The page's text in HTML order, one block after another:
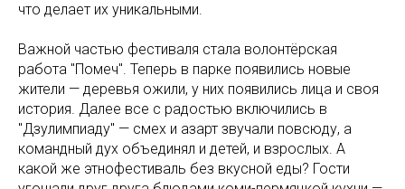
что делает их уникальными.
Важной частью фестиваля стала волонтёрская
работа "Помеч". Теперь в парке появились новые
жители — деревья ожили, у них появились лица и своя
история. Далее все с радостью включились в
"Дзулимпиаду" — смех и азарт звучали повсюду, а
командный дух объединял и детей, и взрослых. А
какой же этнофестиваль без вкусной еды? Гости